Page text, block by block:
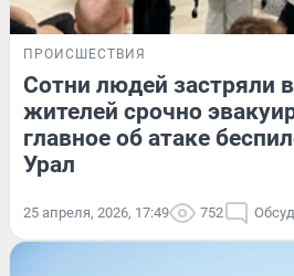
ПРОИСШЕСТВИЯ
Сотни людей застряли
жителей срочно
главное об атаке
Урал
25 апреля, 2026, 17:49 752